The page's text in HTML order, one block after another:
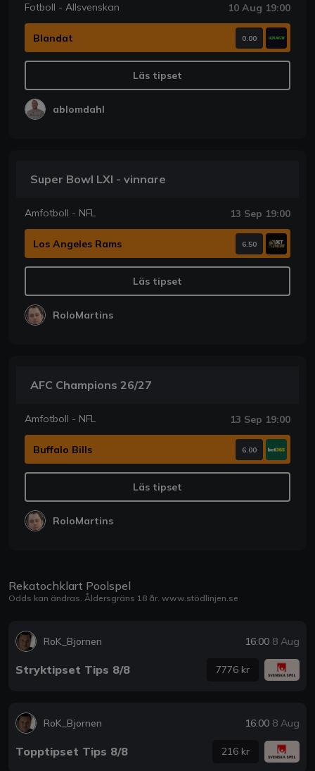
Fotboll - Allsvenskan 10 Aug 19:00
Blandat 0.00
Läs tipset
ablomdahl
Super Bowl LXI - vinnare
Amfotboll - NFL 13 Sep 19:00
Los Angeles Rams 6.50
Läs tipset
RoloMartins
AFC Champions 26/27
Amfotboll - NFL 13 Sep 19:00
Buffalo Bills 6.00
Läs tipset
RoloMartins
Rekatochklart Poolspel
Odds kan ändras. Åldersgräns 18 år. www.stödlinjen.se
RoK_Bjornen 16:00 8 Aug
Stryktipset Tips 8/8 7776 kr
RoK_Bjornen 16:00 8 Aug
Topptipset Tips 8/8 216 kr